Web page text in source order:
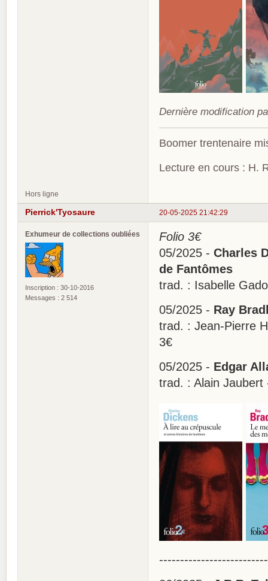
Dernière modification
Boomer trentenaire
Lecture en cours : H.
Hors ligne
20-05-2025 21:42:29
Pierrick'Tyosaure
Exhumeur de collections oubliées
Inscription : 30-10-2016
Messages : 2 514
Folio 3€
05/2025 - Charles
de Fantômes
trad. : Isabelle
05/2025 - Ray
trad. : Jean-Pierre
3€
05/2025 - Edgar
trad. : Alain